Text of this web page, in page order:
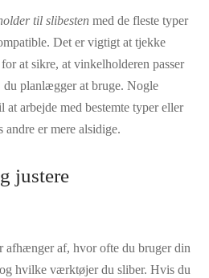
til slibesten med de fleste typer
Det er vigtigt at tjekke
at sikre, at vinkelholderen passer
du planlægger at bruge. Nogle
arbejde med bestemte typer eller
andre er mere alsidige.
justere
afhænger af, hvor ofte du bruger din
og hvilke værktøjer du sliber. Hvis du